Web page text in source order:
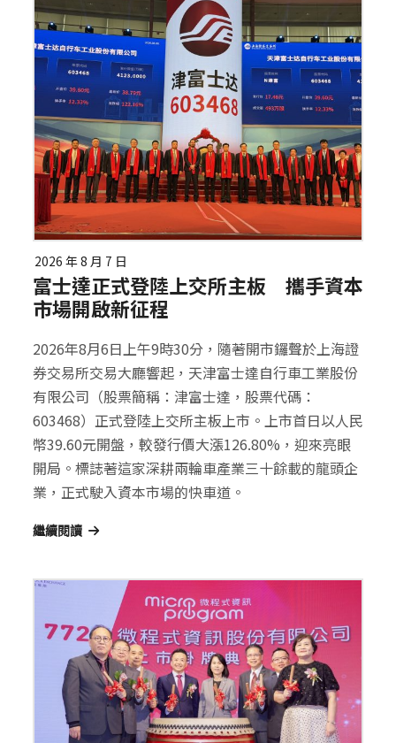
2026 年 8 月 7 日
富士達正式登陸上交所主板 攜手資本
市場開啟新征程
2026年8月6日上午9時30分，隨著開市鑼聲於上海證
券交易所交易大廳響起，天津富士達自行車工業股份
有限公司（股票簡稱：津富士達，股票代碼：
603468）正式登陸上交所主板上市。上市首日以人民
幣39.60元開盤，較發行價大漲126.80%，迎來亮眼
開局。標誌著這家深耕兩輪車產業三十餘載的龍頭企
業，正式駛入資本市場的快車道。
繼續閱讀